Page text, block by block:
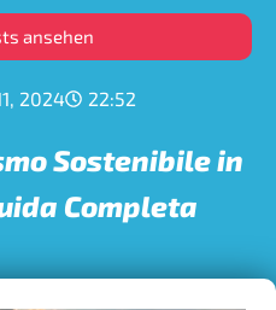
ansehen
2024 22:52
Sostenibile in
Completa